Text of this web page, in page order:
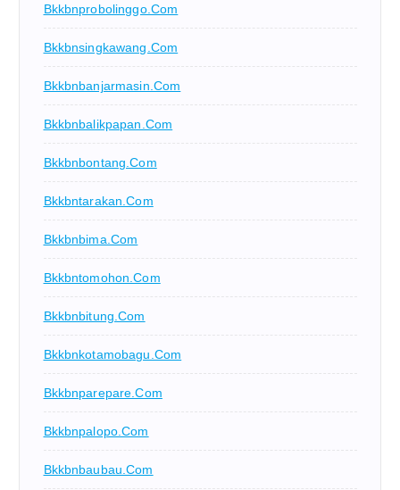
Bkkbnprobolinggo.com
Bkkbnsingkawang.com
Bkkbnbanjarmasin.com
Bkkbnbalikpapan.com
Bkkbnbontang.com
Bkkbntarakan.com
Bkkbnbima.com
Bkkbntomohon.com
Bkkbnbitung.com
Bkkbnkotamobagu.com
Bkkbnparepare.com
Bkkbnpalopo.com
Bkkbnbaubau.com